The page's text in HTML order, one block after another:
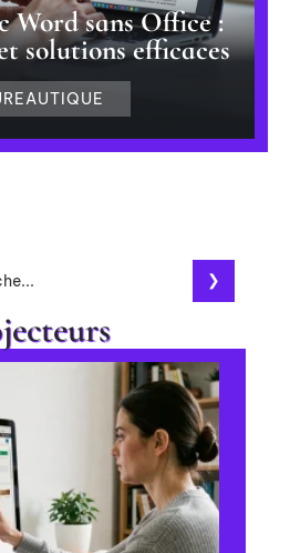
Word sans Office :
solutions efficaces